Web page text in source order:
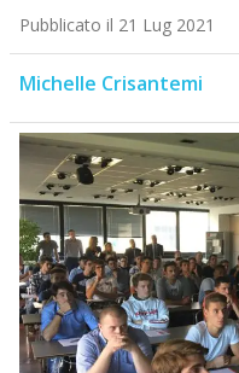
Pubblicato il 21 Lug 2021
Michelle Crisantemi